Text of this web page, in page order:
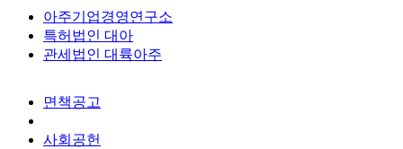
아주기업경영연구소
특허법인 대아
관세법인 대륙아주
면책공고
사회공헌